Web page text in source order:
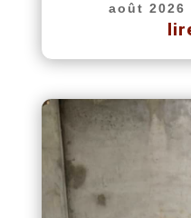
août 2026